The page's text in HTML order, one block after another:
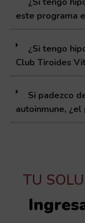
este programa
¿Si tengo
Club Tiroides
Si padezco
autoinmune,
TU